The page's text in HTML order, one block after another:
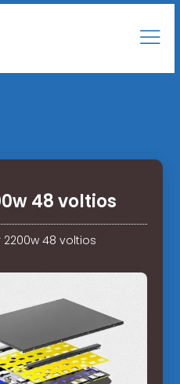
48 voltios
2200w 48 voltios